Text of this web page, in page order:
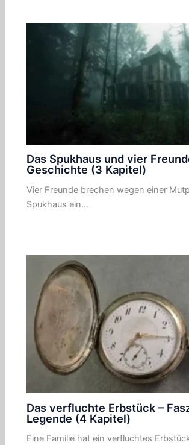
Das Spukhaus und vier
Geschichte (3 Kapitel)
Vier Freunde brechen wegen einer
Spukhaus ein…
Das verfluchte Erbstück –
Legende (4 Kapitel)
Eine Familie hat ein verfluchtes